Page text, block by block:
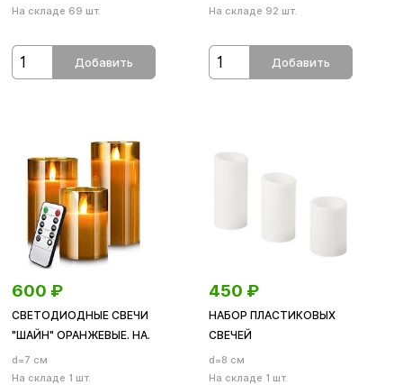
На складе 69 шт.
Добавить
На складе 92 шт.
Добавить
600 ₽
СВЕТОДИОДНЫЕ СВЕЧИ
"ШАЙН" ОРАНЖЕВЫЕ. НА.
d=7 см
На складе 1 шт.
450 ₽
НАБОР ПЛАСТИКОВЫХ
СВЕЧЕЙ
d=8 см
На складе 1 шт.